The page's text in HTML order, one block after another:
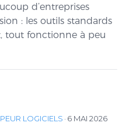
d’entreprises
: les outils standards
tout fonctionne à peu
LOGICIELS · 6 MAI 2026